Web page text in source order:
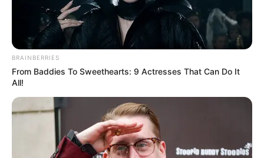
BRAINBERRIES
From Baddies To Sweethearts: 9 Actresses That Can Do It
All!